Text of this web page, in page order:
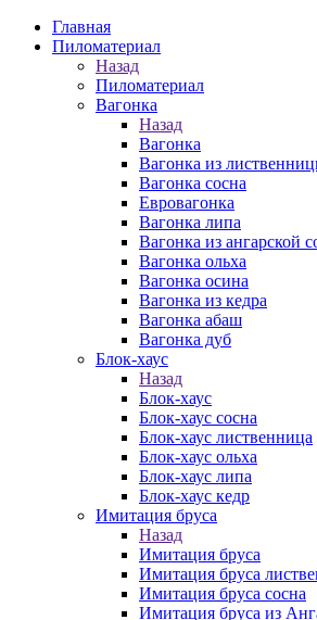
Главная
Пиломатериал
Назад
Пиломатериал
Вагонка
Назад
Вагонка
Вагонка из
Вагонка сосна
Евровагонка
Вагонка липа
Вагонка из ангарской
Вагонка ольха
Вагонка осина
Вагонка из кедра
Вагонка абаш
Вагонка дуб
Блок-хаус
Назад
Блок-хаус
Блок-хаус сосна
Блок-хаус лиственница
Блок-хаус ольха
Блок-хаус липа
Блок-хаус кедр
Имитация бруса
Назад
Имитация бруса
Имитация бруса
Имитация бруса сосна
Имитация бруса из